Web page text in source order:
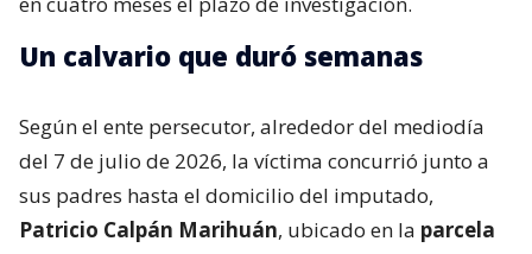
Un calvario que duró semanas
Según el ente persecutor, alrededor del mediodía
del 7 de julio de 2026, la víctima concurrió junto a
sus padres hasta el domicilio del imputado,
Patricio Calpán Marihuán, ubicado en la parcela